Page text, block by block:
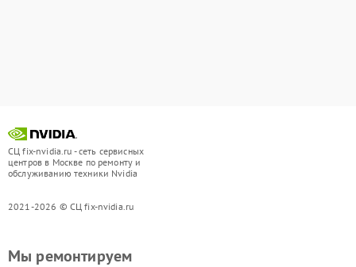
СЦ fix-nvidia.ru - сеть сервисных
центров в Москве по ремонту и
обслуживанию техники Nvidia
2021-2026 © СЦ fix-nvidia.ru
Мы ремонтируем